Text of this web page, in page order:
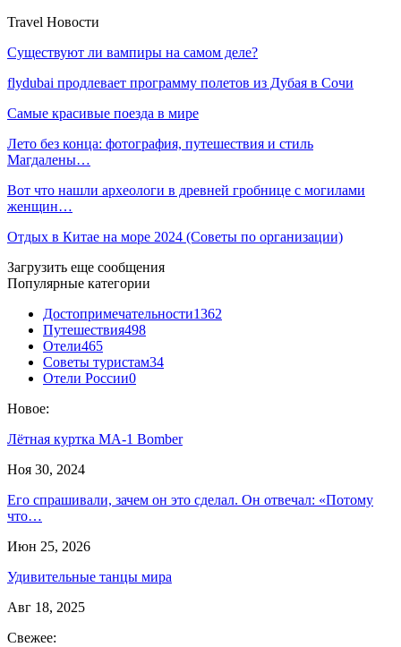
Travel Новости
Существуют ли вампиры на самом деле?
flydubai продлевает программу полетов из Дубая в Сочи
Самые красивые поезда в мире
Лето без конца: фотография, путешествия и стиль
Магдалены…
Вот что нашли археологи в древней гробнице с могилами
женщин…
Отдых в Китае на море 2024 (Советы по организации)
Загрузить еще сообщения
Популярные категории
Достопримечательности1362
Путешествия498
Отели465
Советы туристам34
Отели России0
Новое:
Лётная куртка MA-1 Bomber
Ноя 30, 2024
Его спрашивали, зачем он это сделал. Он отвечал: «Потому
что…
Июн 25, 2026
Удивительные танцы мира
Авг 18, 2025
Свежее: